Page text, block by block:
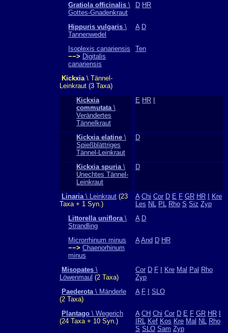
Gratiola officinalis \
Gottes-Gnadenkraut
D HR
Hippuris vulgaris \
Tannenwedel
A D
Isoplexis canariensis
−−> Digitalis
canariensis
Ten
Kickxia\ Tännel-
Leinkraut (3 Taxa)
Kickxia
commutata\
Verändertes
Tännelkraut
E HR
Kickxia elatine \
Spießblättriges
Tännel-Leinkraut
D
Kickxia spuria\
Unechtes Tännel-
Leinkraut
D
Linaria\ Leinkraut (23
Taxa + 1 Syn.)
A Chi Cor D E F GR HR
Kre
Les NL PL Rho S Siz Zyp
Littorella uniflora\
Strandling
A D
Microrrhinum minus
−−> Chaenorhinum
minus
A And D HR
Misopates \
Löwenmaul (2 Taxa)
Cor D F Kre Mal Pal Rho
Zyp
Paederota\ Mänderle
(2 Taxa)
A F SLO
Plantago \ Wegerich
(24 Taxa + 10 Syn.)
A CH Chi Cor D E F GR HR
IRL Kef Kos Kre Mal NL Rho
S SLO Sam Zyp